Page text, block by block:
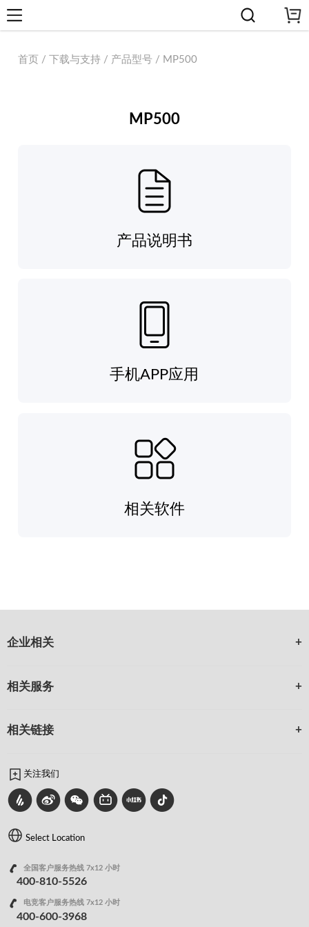
首页 / 下载与支持 / 产品型号 / MP500
MP500
产品说明书
手机APP应用
相关软件
企业相关
相关服务
相关链接
关注我们
Select Location
全国客户服务热线 7x12 小时
400-810-5526
电竞客户服务热线 7x12 小时
400-600-3968